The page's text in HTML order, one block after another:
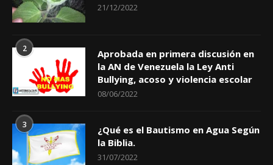
21/12/2022
2
Aprobada en primera discusión en
la AN de Venezuela la Ley Anti
Bullying, acoso y violencia escolar
08/06/2022
3
¿Qué es el Bautismo en Agua Según
la Biblia.
31/07/2022